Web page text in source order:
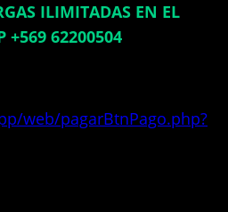
ILIMITADAS EN EL
+569 62200504
web/pagarBtnPago.php?